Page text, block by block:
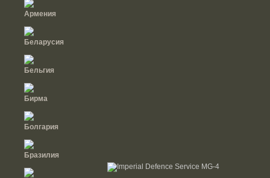
Армения
Беларусия
Бельгия
Бирма
Болгария
Бразилия